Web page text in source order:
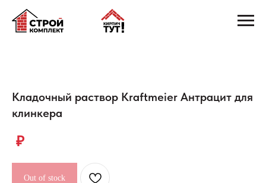
Кладочный раствор Kraftmeier Антрацит для
клинкера
₽
Out of stock